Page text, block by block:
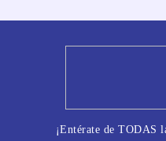
¡Entérate de TODAS